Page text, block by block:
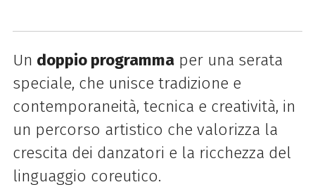
Un doppio programmaper una serata
speciale, che unisce tradizione e
contemporaneità, tecnica e creatività, in
un percorso artistico che valorizza la
crescita dei danzatori e la ricchezza del
linguaggio coreutico.